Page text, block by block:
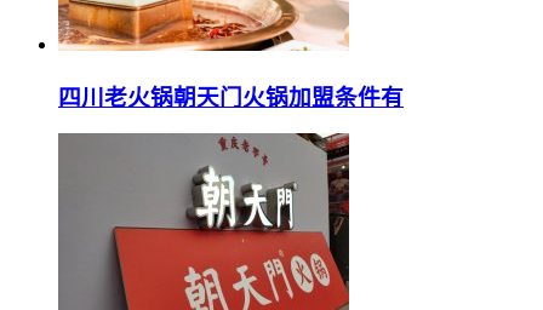
四川老火锅朝天门火锅加盟条件有